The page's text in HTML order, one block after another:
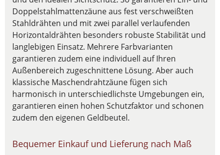
Doppelstahlmattenzäune aus fest verschweißten
Stahldrähten und mit zwei parallel verlaufenden
Horizontaldrähten besonders robuste Stabilität und
langlebigen Einsatz. Mehrere Farbvarianten
garantieren zudem eine individuell auf Ihren
Außenbereich zugeschnittene Lösung. Aber auch
klassische Maschendrahtzäune fügen sich
harmonisch in unterschiedlichste Umgebungen ein,
garantieren einen hohen Schutzfaktor und schonen
zudem den eigenen Geldbeutel.
Bequemer Einkauf und Lieferung nach Maß